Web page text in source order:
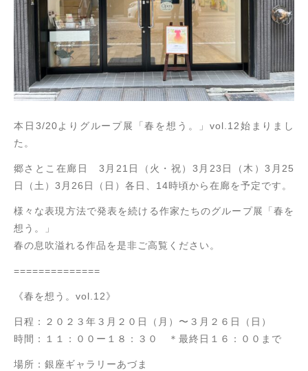
本日3/20よりグループ展「春を想う。」vol.12始まりまし
た。
郷さとこ在廊日 3月21日（火・祝）3月23日（木）3月25
日（土）3月26日（日）各日、14時頃から在廊を予定です。
様々な表現方法で発表を続ける作家たちのグループ展「春を
想う。」
春の息吹溢れる作品を是非ご高覧ください。
==============
《春を想う。vol.12》
日程：２０２３年３月２０日（月）〜３月２６日（日）
時間：１１：００ー１８：３０ ＊最終日１６：００まで
場所：銀座ギャラリーあづま
ブログ
郷さとこの創作活動
お問い合わせ